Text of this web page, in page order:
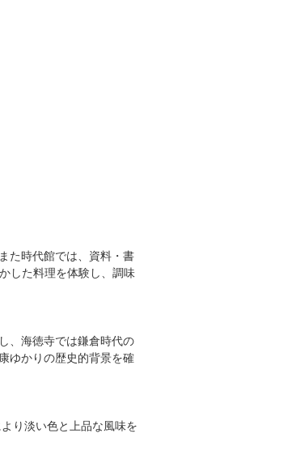
た時代館では、資料・書
した料理を体験し、調味
、海徳寺では鎌倉時代の
ゆかりの歴史的背景を確
り淡い色と上品な風味を